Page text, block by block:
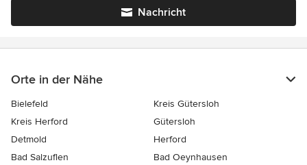
Nachricht
Orte in der Nähe
Bielefeld
Kreis Gütersloh
Kreis Herford
Gütersloh
Detmold
Herford
Bad Salzuflen
Bad Oeynhausen